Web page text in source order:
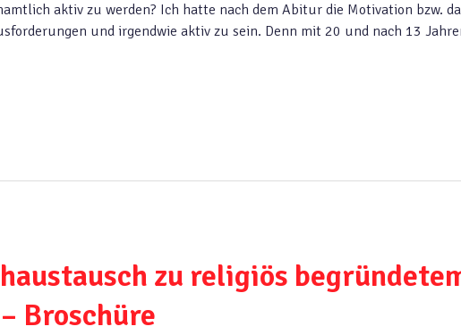
aktiv zu werden? Ich hatte nach dem Abitur die Motivation bzw.
und irgendwie aktiv zu sein. Denn mit 20 und nach 13
zu religiös
Broschüre